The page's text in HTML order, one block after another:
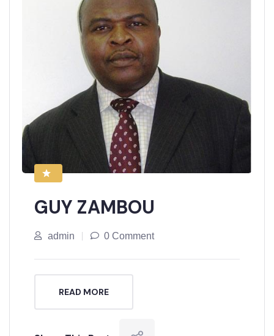
GUY ZAMBOU
admin 0 Comment
READ MORE